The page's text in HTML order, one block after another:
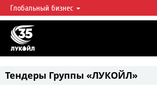
ЛУКОЙЛ СЕГОДНЯ
ЛУКОЙЛ — одна из крупнейших вертикально
нефтегазовых компаний в мире, на долю которой
мировой добычи нефти и около 1% доказанных
Глобальный бизнес
Тендеры Группы «ЛУКОЙЛ»